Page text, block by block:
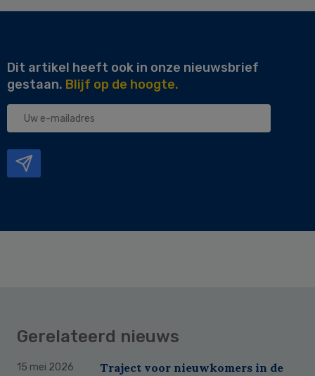
Dit artikel heeft ook in onze nieuwsbrief
gestaan. Blijf op de hoogte.
Uw
Gerelateerd nieuws
15 mei 2026
Traject voor nieuwkomers in de